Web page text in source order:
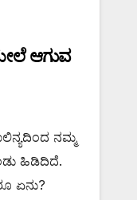
ಆಗುವ
ನಮ್ಮ
ಹಿಡಿದಿದೆ.
ಏನು?